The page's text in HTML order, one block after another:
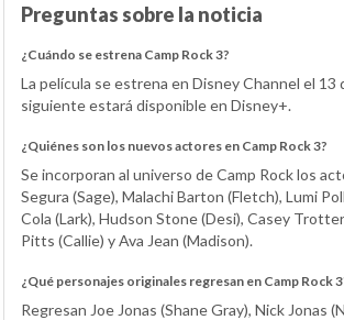
Preguntas sobre la noticia
¿Cuándo se estrena Camp Rock 3?
La película se estrena en Disney Channel el 13
siguiente estará disponible en Disney+.
¿Quiénes son los nuevos actores en Camp Rock 3?
Se incorporan al universo de Camp Rock los
Segura (Sage), Malachi Barton (Fletch), Lumi
Cola (Lark), Hudson Stone (Desi), Casey
Pitts (Callie) y Ava Jean (Madison).
¿Qué personajes originales regresan en Camp Rock
Regresan Joe Jonas (Shane Gray), Nick Jonas